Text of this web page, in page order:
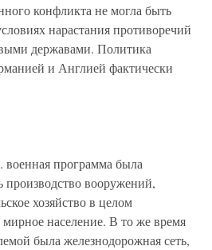
конфликта не могла быть
нарастания противоречий
державами. Политика
и Англией фактически
программа была
производство вооружений,
хозяйство в целом
население. В то же время
была железнодорожная сеть,